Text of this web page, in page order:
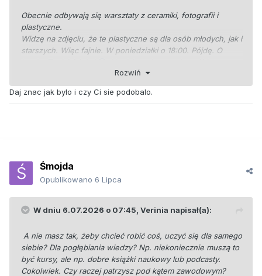
Obecnie odbywają się warsztaty z ceramiki, fotografii i
plastyczne.
Widzę na zdjęciu, że te plastyczne są dla osób młodych, jak i
starszych. Więc fajnie. W poniedziałki o 18:00. Pójdę. O
Rozwiń
Daj znac jak bylo i czy Ci sie podobalo.
Śmojda
Opublikowano 6 Lipca
W dniu 6.07.2026 o 07:45, Verinia napisał(a):
A nie masz tak, żeby chcieć robić coś, uczyć się dla samego
siebie? Dla pogłębiania wiedzy? Np. niekoniecznie muszą to
być kursy, ale np. dobre książki naukowy lub podcasty.
Cokolwiek. Czy raczej patrzysz pod kątem zawodowym?